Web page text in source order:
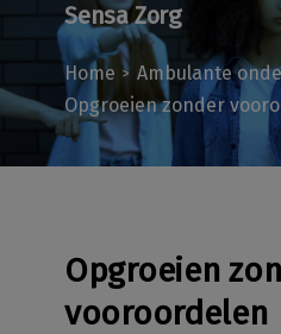
Sensa Zorg
Home > Ambulante
Opgroeien zonder
Opgroeien
vooroordelen